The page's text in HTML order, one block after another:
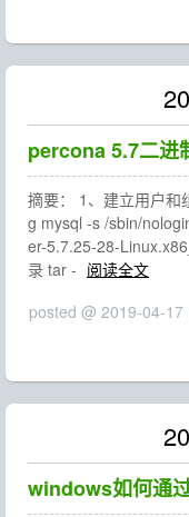
percona 5.7二进
摘要： 1、建立用户
g mysql -s /sbin/
er-5.7.25-28-
录 tar - 阅读全文
posted @ 2019-04-
windows如何通